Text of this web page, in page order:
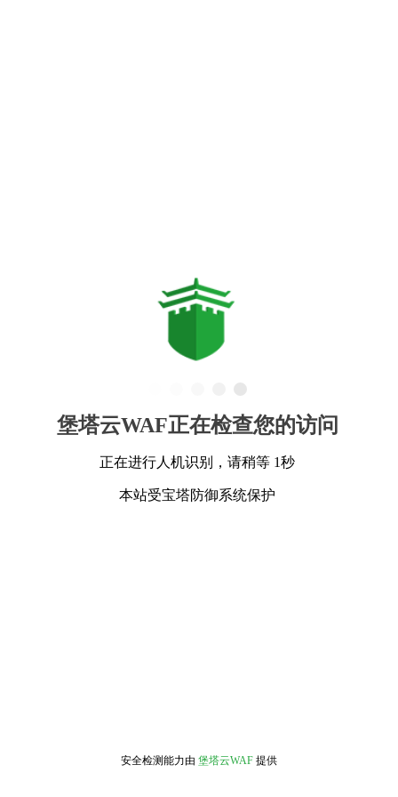
堡塔云WAF正在检查您的访问
正在进行人机识别，请稍等 1秒
本站受宝塔防御系统保护
安全检测能力由 堡塔云WAF 提供